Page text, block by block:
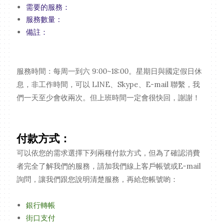
需要的服務：
服務數量：
備註：
服務時間：每周一到六 9:00~18:00。星期日與國定假日休
息，非工作時間，可以 LINE、Skype、E-mail 聯繫，我
們一天至少會收兩次。但上班時間一定會很快回，謝謝！
付款方式：
可以依您的需求選擇下列兩種付款方式，但為了確認消費
者完全了解我們的服務，請加我們線上客戶帳號或E-mail
詢問，讓我們跟您說明清楚服務，再給您帳號喲：
銀行轉帳
街口支付